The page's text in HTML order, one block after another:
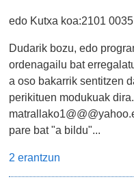
edo Kutxa koa:2101
Dudarik bozu, edo
ordenagailu bat
a oso bakarrik sentitzen
perikituen modukuak
pare bat "a bildu"...
2 erantzun